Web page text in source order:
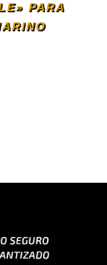
PARA